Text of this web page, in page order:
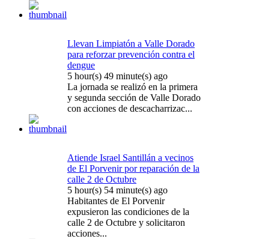
Llevan Limpiatón a Valle Dorado
para reforzar prevención contra el
dengue
5 hour(s) 49 minute(s) ago
La jornada se realizó en la primera
y segunda sección de Valle Dorado
con acciones de descacharrizac...
Atiende Israel Santillán a vecinos
de El Porvenir por reparación de la
calle 2 de Octubre
5 hour(s) 54 minute(s) ago
Habitantes de El Porvenir
expusieron las condiciones de la
calle 2 de Octubre y solicitaron
acciones...